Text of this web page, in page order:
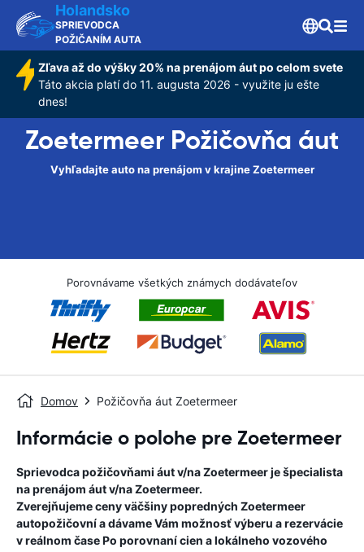
Holandsko
SPRIEVODCA
POŽIČANÍM AUTA
Zľava až do výšky 20% na prenájom áut po celom svete
Táto akcia platí do 11. augusta 2026 - využite ju ešte
dnes!
Zoetermeer Požičovňa áut
Vyhľadajte auto na prenájom v krajine Zoetermeer
Porovnávame všetkých známych dodávateľov
Domov Požičovňa áut Zoetermeer
Informácie o polohe pre Zoetermeer
Sprievodca požičovňami áut v/naZoetermeerje špecialista
na prenájom áut v/naZoetermeer.
Zverejňujeme ceny väčšiny popredných Zoetermeer
autopožičovní a dávame Vám možnosť výberu a rezervácie
v reálnom čase Po porovnaní cien a lokálneho vozového